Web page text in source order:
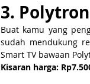
3. Polytron
Buat kamu yang
sudah mendukung
Smart TV bawaan
Kisaran harga: